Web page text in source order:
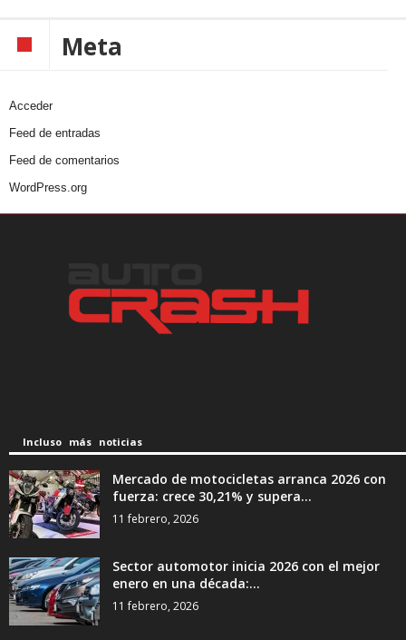
Meta
Acceder
Feed de entradas
Feed de comentarios
WordPress.org
Incluso más noticias
Mercado de motocicletas arranca 2026 con
fuerza: crece 30,21% y supera...
11 febrero, 2026
Sector automotor inicia 2026 con el mejor
enero en una década:...
11 febrero, 2026